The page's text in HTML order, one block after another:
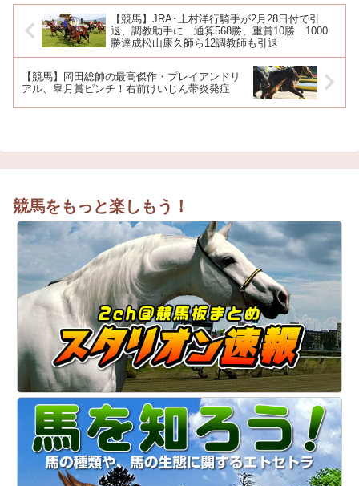
【競馬】JRA･上村洋行騎手が2月28日付で引
退、調教助手に…通算568勝、重賞10勝 1000
勝達成松山康久師ら12調教師も引退
【競馬】岡田総帥の最高傑作・プレイアンドリ
アル、皐月賞ピンチ！右前けいじん帯炎発症
競馬をもっと楽しもう！